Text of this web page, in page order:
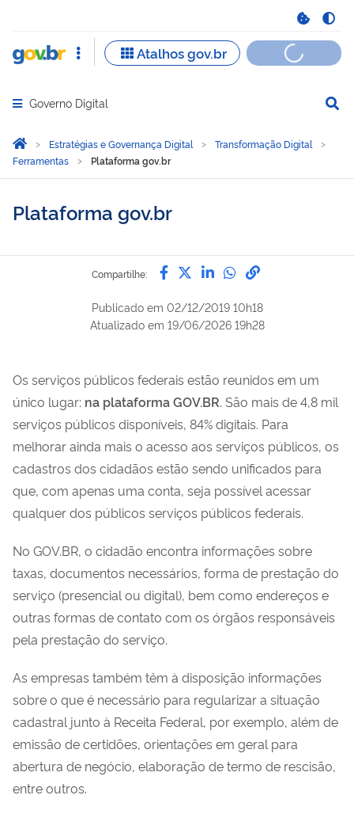
Abrir menu principal de navegação
Governo Digital
Você está aqui:
Página Inicial
Estratégias e Governança Digital
Transformação Digital
Ferramentas
Plataforma gov.br
Plataforma gov.br
Compartilhe: Compartilhe por Facebook
Compartilhe por Twitter
Compartilhe por
Compartilhe
link para
Publicado em 02/12/2019 10h18
Atualizado em 19/06/2026 19h28
Os serviços públicos federais estão reunidos em um
único lugar: na plataforma GOV.BR. São mais de 4,8 mil
serviços públicos disponíveis, 84% digitais. Para
melhorar ainda mais o acesso aos serviços públicos, os
cadastros dos cidadãos estão sendo unificados para
que, com apenas uma conta, seja possível acessar
qualquer dos públicos serviços públicos federais.
No GOV.BR, o cidadão encontra informações sobre
taxas, documentos necessários, forma de prestação do
serviço (presencial ou digital), bem como endereços e
outras formas de contato com os órgãos responsáveis
pela prestação do serviço.
As empresas também têm à disposição informações
sobre o que é necessário para regularizar a situação
cadastral junto à Receita Federal, por exemplo, além de
emissão de certidões, orientações em geral para
abertura de negócio, elaboração de termo de rescisão,
entre outros.